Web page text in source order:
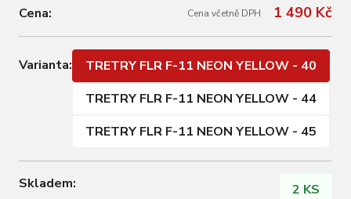
Cena: Cena včetně DPH 1 490 Kč
Varianta:
TRETRY FLR F-11 NEON YELLOW - 40
TRETRY FLR F-11 NEON YELLOW - 44
TRETRY FLR F-11 NEON YELLOW - 45
Skladem: 2 KS